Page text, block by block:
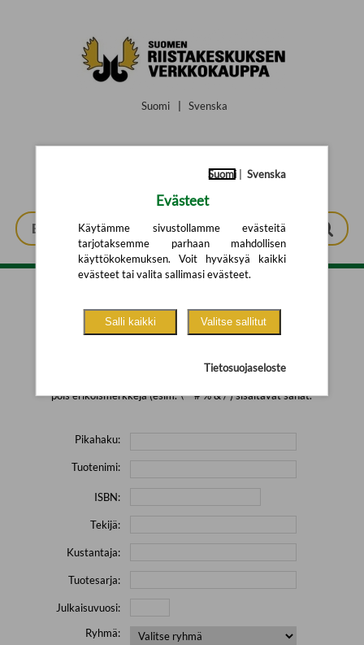
Suomi Svenska
Tarkennettu haku
pois erikoismerkkejä (esim. \' " # % & / ) sisältävät sanat.
Pikahaku:
Tuotenimi:
ISBN:
Tekijä:
Kustantaja:
Tuotesarja:
Julkaisuvuosi:
Ryhmä:
Suomi| Svenska
Evästeet
Käytämme sivustollamme evästeitä
tarjotaksemme parhaan mahdollisen
käyttökokemuksen. Voit hyväksyä kaikki
evästeet tai valita sallimasi evästeet.
Salli kaikki Valitse sallitut
Tietosuojaseloste